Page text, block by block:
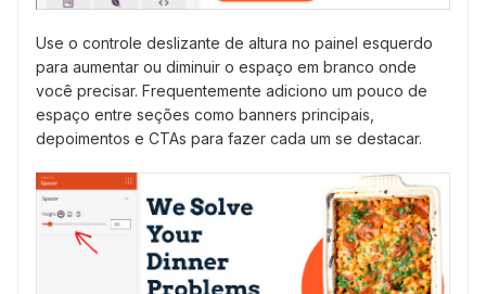
Use o controle deslizante de altura no painel esquerdo
para aumentar ou diminuir o espaço em branco onde
você precisar. Frequentemente adiciono um pouco de
espaço entre seções como banners principais,
depoimentos e CTAs para fazer cada um se destacar.